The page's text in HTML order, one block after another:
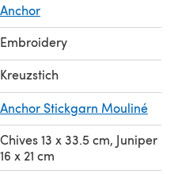
Anchor
Embroidery
Kreuzstich
Anchor Stickgarn Mouliné
Chives 13 x 33.5 cm, Juniper
16 x 21 cm